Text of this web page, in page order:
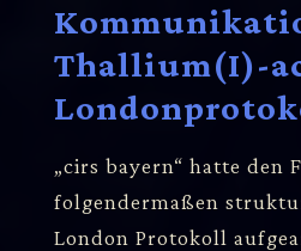
Thallium(I)-
„cirs bayern“ hatte den
folgendermaßen
London Protokoll